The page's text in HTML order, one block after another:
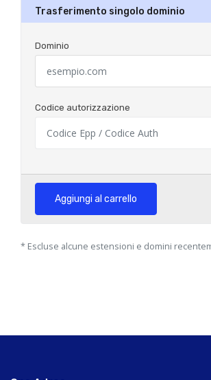
Trasferimento singolo dominio
Dominio
Codice autorizzazione
Aggiungi al carrello
* Escluse alcune estensioni e domini